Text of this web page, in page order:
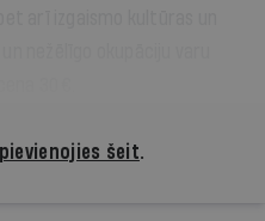
pievienojies šeit.